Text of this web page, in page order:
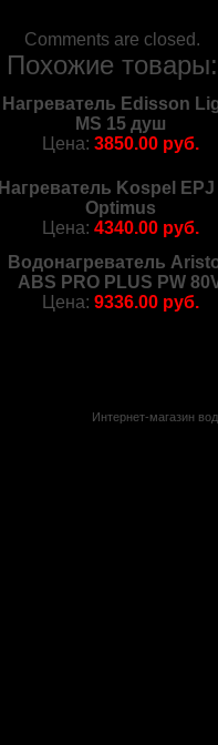
Comments are closed.
Похожие товары:
Нагреватель Edisson
MS 15 душ
Цена: 3850.00 руб.
Нагреватель Kospel EPJ
Optimus
Цена: 4340.00 руб.
Водонагреватель
ABS PRO PLUS PW
Цена: 9336.00 руб.
Интернет-магазин